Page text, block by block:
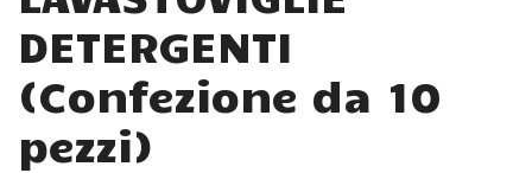
DETERGENTI
(Confezione da 10
pezzi)